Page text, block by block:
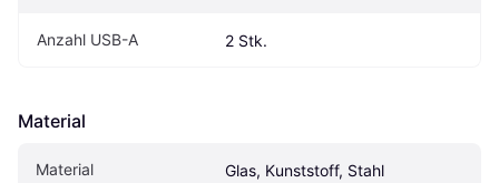
Anzahl USB-A 2 Stk.
Material
Material Glas, Kunststoff, Stahl